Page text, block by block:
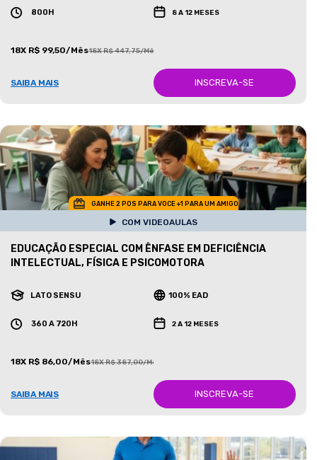
800H 8 A 12 MESES
18X R$ 99,50/Mês18X R$ 447,75/Mês
SAIBA MAIS INSCREVA-SE
GANHE 2 POS PARA VOCE +1 PARA UM AMIGO
COM VIDEOAULAS
EDUCAÇÃO ESPECIAL COM ÊNFASE EM DEFICIÊNCIA
INTELECTUAL, FÍSICA E PSICOMOTORA
LATO SENSU 100% EAD
360 A 720H 2 A 12 MESES
18X R$ 86,00/Mês18X R$ 387,00/Mês
SAIBA MAIS INSCREVA-SE